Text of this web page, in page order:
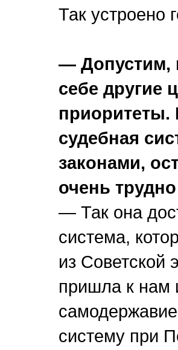
Так устроено
— Допустим,
себе другие
приоритеты.
судебная
законами,
очень
— Так она
система,
из Советской
пришла к нам
систему при